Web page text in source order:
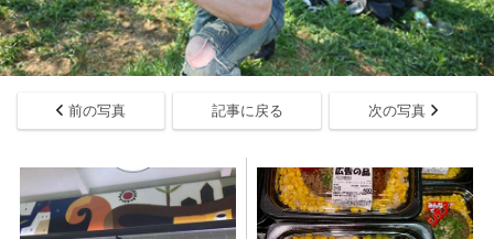
前の写真 記事に戻る 次の写真